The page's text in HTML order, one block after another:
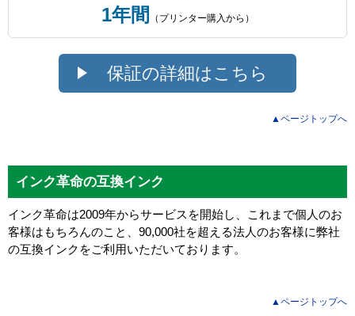
1年間 （プリンター購入から）
保証の詳細はこちら
▲ページトップへ
インク革命の互換インク
インク革命は2009年からサービスを開始し、これまで個人のお
客様はもちろんのこと、90,000社を超える法人のお客様に弊社
の互換インクをご利用いただいております。
▲ページトップへ